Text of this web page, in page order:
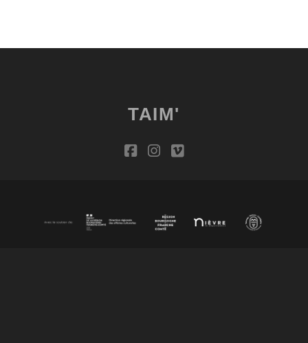
TAIM'
facebook
instagram
vimeo